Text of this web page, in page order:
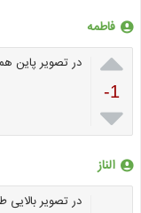
فاطمه

-1

در تصویر پاین
الناز
در تصویر بالایی